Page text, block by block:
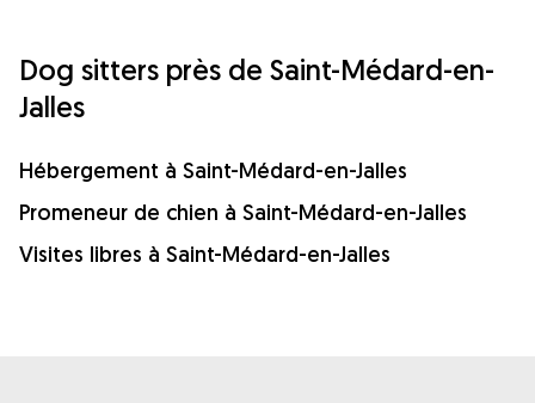
Dog sitters près de Saint-Médard-en-
Jalles
Hébergement à Saint-Médard-en-Jalles
Promeneur de chien à Saint-Médard-en-Jalles
Visites libres à Saint-Médard-en-Jalles